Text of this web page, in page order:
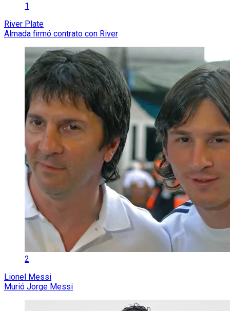
1
River Plate
Almada firmó contrato con River
2
Lionel Messi
Murió Jorge Messi